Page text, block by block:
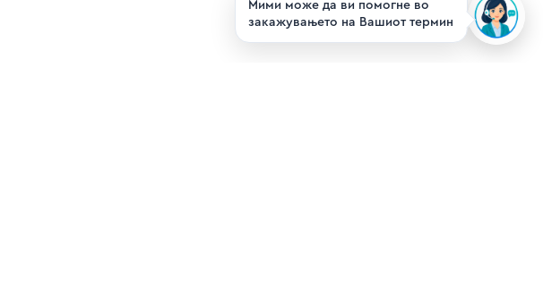
Мими може да ви помогне во
закажувањето на Вашиот термин